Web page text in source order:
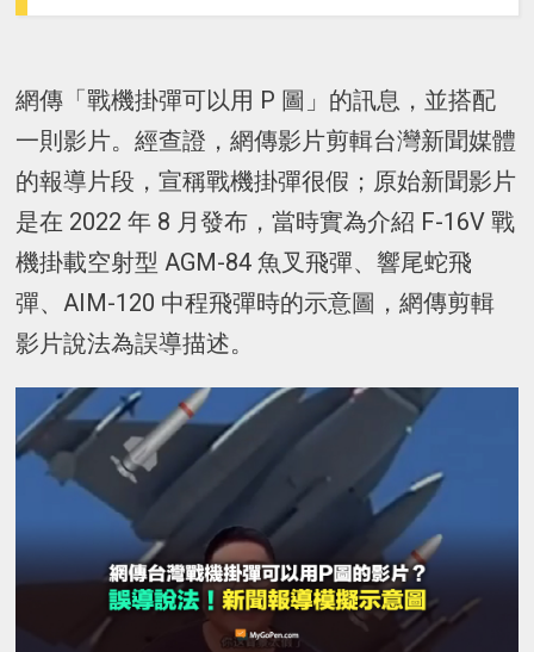
網傳「戰機掛彈可以用 P 圖」的訊息，並搭配
一則影片。經查證，網傳影片剪輯台灣新聞媒體
的報導片段，宣稱戰機掛彈很假；原始新聞影片
是在 2022 年 8 月發布，當時實為介紹 F-16V 戰
機掛載空射型 AGM-84 魚叉飛彈、響尾蛇飛
彈、AIM-120 中程飛彈時的示意圖，網傳剪輯
影片說法為誤導描述。